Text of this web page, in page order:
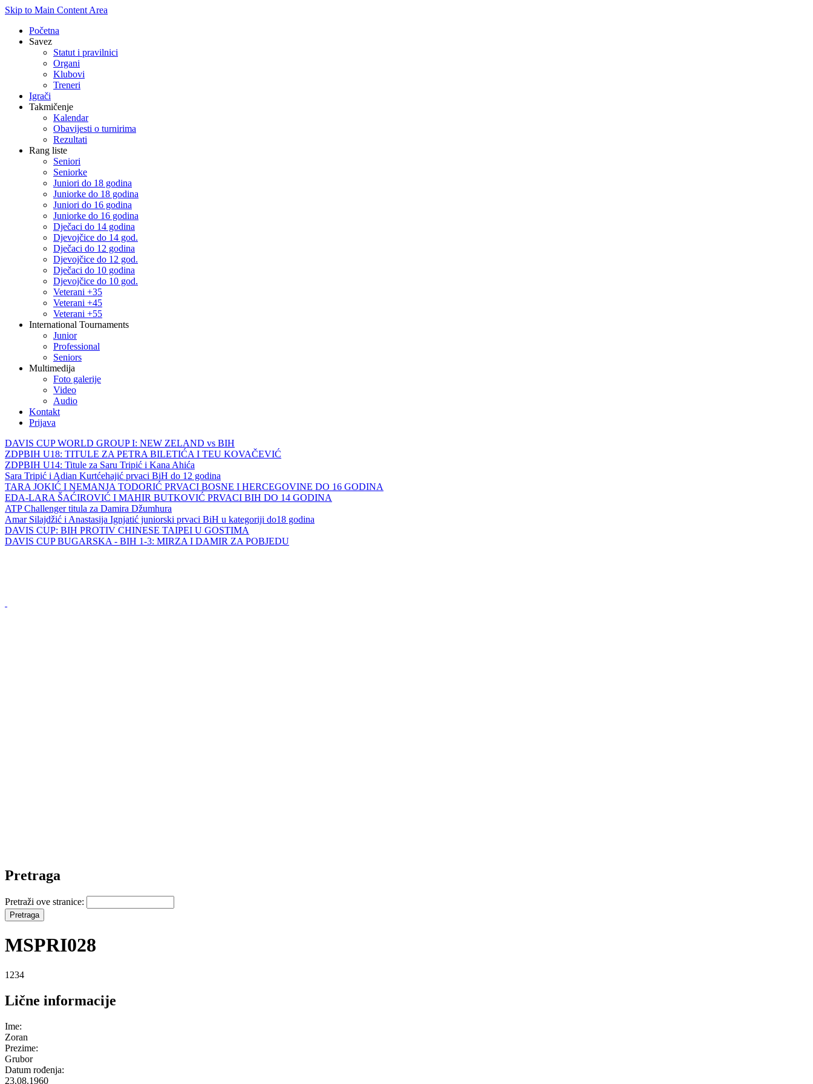
Skip to Main Content Area
Početna
Savez
Statut i pravilnici
Organi
Klubovi
Treneri
Igrači
Takmičenje
Kalendar
Obavijesti o turnirima
Rezultati
Rang liste
Seniori
Seniorke
Juniori do 18 godina
Juniorke do 18 godina
Juniori do 16 godina
Juniorke do 16 godina
Dječaci do 14 godina
Djevojčice do 14 god.
Dječaci do 12 godina
Djevojčice do 12 god.
Dječaci do 10 godina
Djevojčice do 10 god.
Veterani +35
Veterani +45
Veterani +55
International Tournaments
Junior
Professional
Seniors
Multimedija
Foto galerije
Video
Audio
Kontakt
Prijava
DAVIS CUP WORLD GROUP I: NEW ZELAND vs BIH
ZDPBIH U18: TITULE ZA PETRA BILETIĆA I TEU KOVAČEVIĆ
ZDPBIH U14: Titule za Saru Tripić i Kana Ahića
Sara Tripić i Adian Kurtćehajić prvaci BiH do 12 godina
TARA JOKIĆ I NEMANJA TODORIĆ PRVACI BOSNE I HERCEGOVINE DO 16 GODINA
EDA-LARA ŠAĆIROVIĆ I MAHIR BUTKOVIĆ PRVACI BIH DO 14 GODINA
ATP Challenger titula za Damira Džumhura
Amar Silajdžić i Anastasija Ignjatić juniorski prvaci BiH u kategoriji do18 godina
DAVIS CUP: BIH PROTIV CHINESE TAIPEI U GOSTIMA
DAVIS CUP BUGARSKA - BIH 1-3: MIRZA I DAMIR ZA POBJEDU
Pretraga
Pretraži ove stranice:
MSPRI028
1234
Lične informacije
Ime:
Zoran
Prezime:
Grubor
Datum rođenja:
23.08.1960